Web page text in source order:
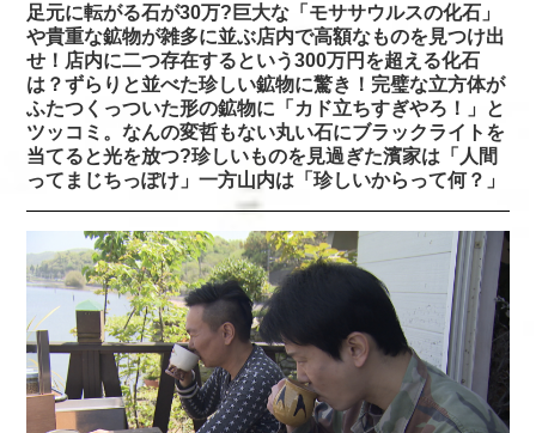
足元に転がる石が30万?巨大な「モササウルスの化石」
や貴重な鉱物が雑多に並ぶ店内で高額なものを見つけ出
せ！店内に二つ存在するという300万円を超える化石
は？ずらりと並べた珍しい鉱物に驚き！完璧な立方体が
ふたつくっついた形の鉱物に「カド立ちすぎやろ！」と
ツッコミ。なんの変哲もない丸い石にブラックライトを
当てると光を放つ?珍しいものを見過ぎた濱家は「人間
ってまじちっぽけ」一方山内は「珍しいからって何？」